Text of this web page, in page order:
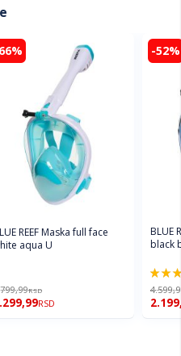
REEF Maska full face
aqua U
RSD
RSD
-52%
BLUE
black
100%